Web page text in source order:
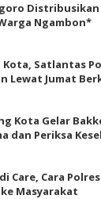
Distribusikan
Ngambon*
Kota, Satlantas
Lewat Jumat
Kota Gelar
dan Periksa
Care, Cara
Masyarakat